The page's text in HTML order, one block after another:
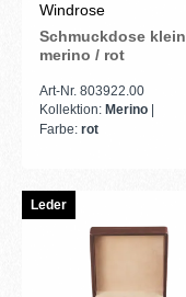
Windrose
Schmuckdose klein
merino / rot
Art-Nr. 803922.00
Kollektion: Merino
Farbe: rot
Leder